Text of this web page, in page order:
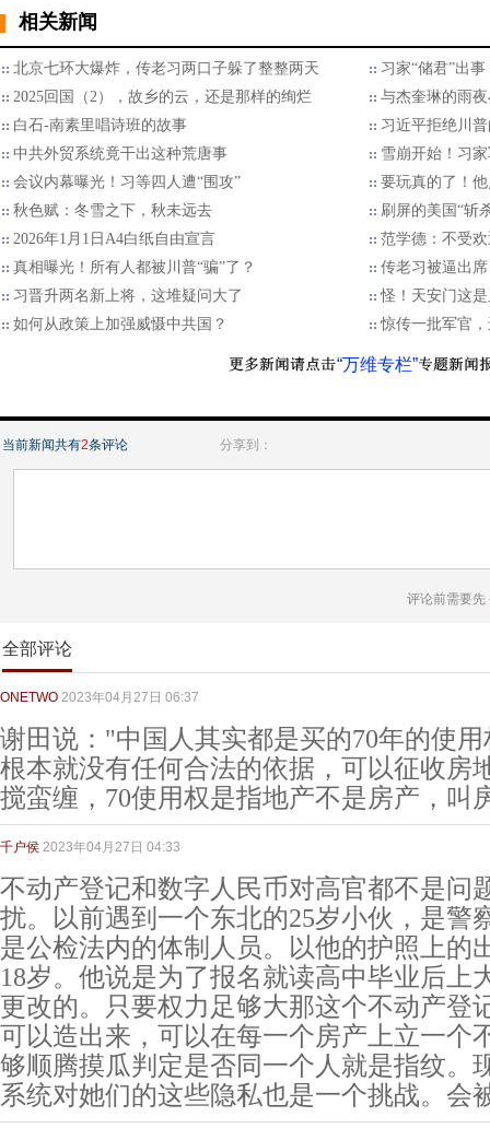
相关新闻
北京七环大爆炸，传老习两口子躲了整整两天
习家“储君”出
2025回国（2），故乡的云，还是那样的绚烂
与杰奎琳的雨
白石-南素里唱诗班的故事
习近平拒绝川普
中共外贸系统竟干出这种荒唐事
雪崩开始！习
会议内幕曝光！习等四人遭“围攻”
要玩真的了！
秋色赋：冬雪之下，秋未远去
刷屏的美国“斩
2026年1月1日A4白纸自由宣言
范学德：不受
真相曝光！所有人都被川普“骗”了？
传老习被逼出
习晋升两名新上将，这堆疑问大了
怪！天安门这
如何从政策上加强威慑中共国？
惊传一批军官
“万维专栏”
当前新闻共有2条评论 分享到：
评论前需要先
全部评论
ONETWO 2023年04月27日 06:37
谢田说："中国人其实都是买的70年的使
根本就没有任何合法的依据，可以征收房
搅蛮缠，70使用权是指地产不是房产，叫
千户侯 2023年04月27日 04:33
不动产登记和数字人民币对高官都不是问
扰。以前遇到一个东北的25岁小伙，是警
是公检法内的体制人员。以他的护照上的
18岁。他说是为了报名就读高中毕业后上
更改的。只要权力足够大那这个不动产登
可以造出来，可以在每一个房产上立一个
够顺腾摸瓜判定是否同一个人就是指纹。
系统对她们的这些隐私也是一个挑战。会